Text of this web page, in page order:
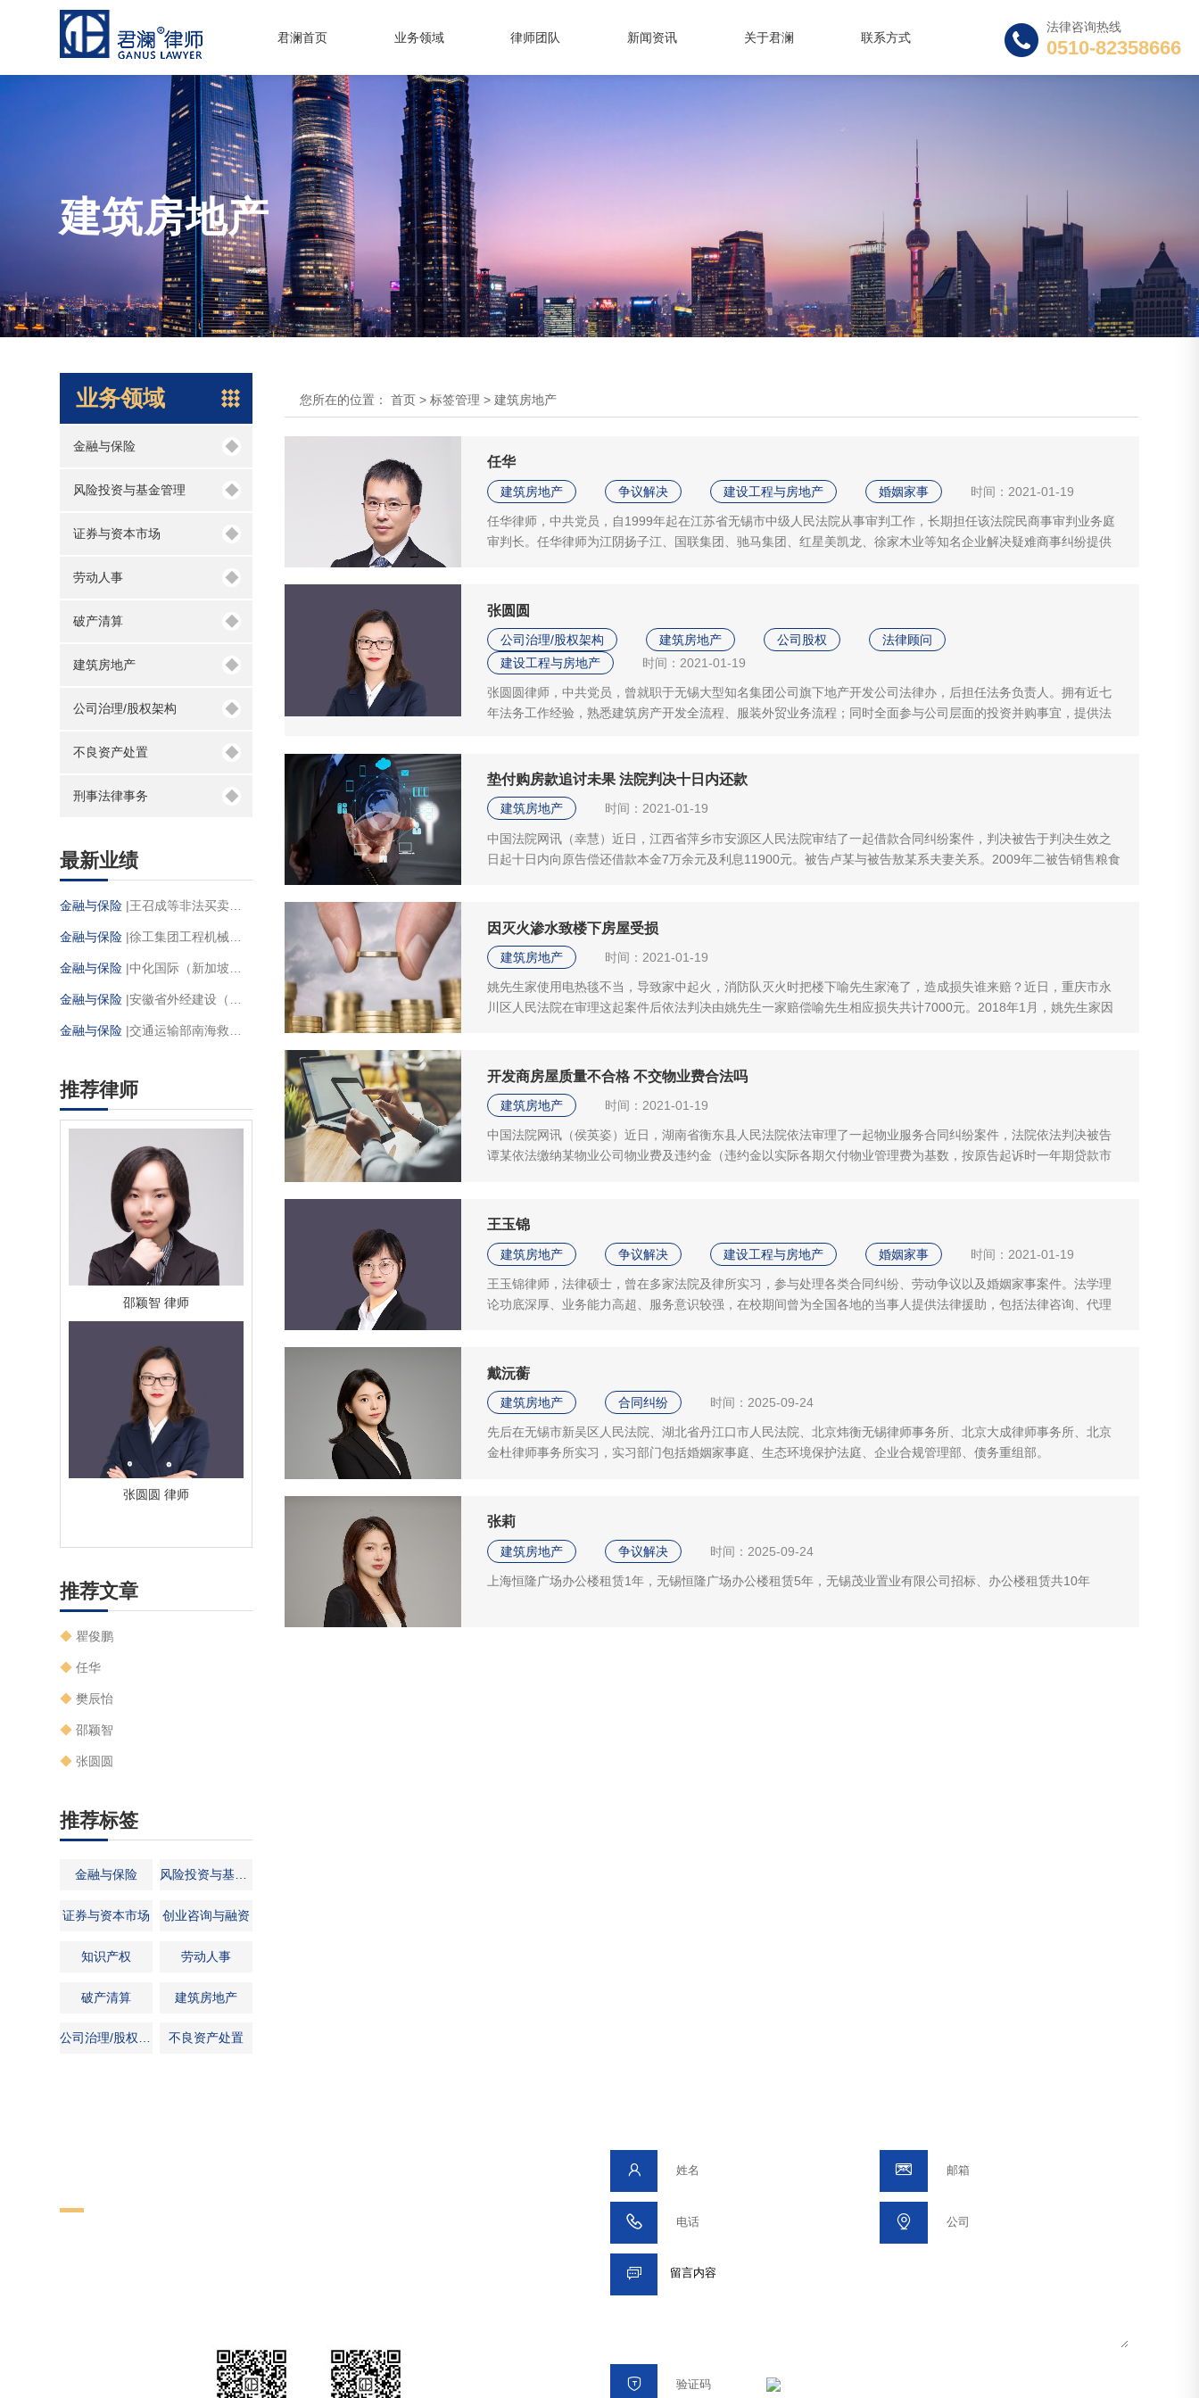
法律咨询热线
0510-82358666
君澜首页 业务领域 律师团队 新闻资讯 关于君澜 联系方式
建筑房地产
业务领域
◆
金融与保险
◆
风险投资与基金管理
◆
证券与资本市场
◆
劳动人事
◆
破产清算
◆
建筑房地产
◆
公司治理/股权架构
◆
不良资产处置
◆
刑事法律事务
最新业绩
金融与保险 |王召成等非法买卖、储存危险物质案
金融与保险 |徐工集团工程机械股份有限公司诉成都川交工贸有限责任公司等买卖合同纠纷案
金融与保险 |中化国际（新加坡）有限公司诉蒂森克虏伯冶金产品有限责任公司国际货物买卖合同纠纷案
金融与保险 |安徽省外经建设（集团）有限公司诉东方置业房地产有限公司保函欺诈纠纷案
金融与保险 |交通运输部南海救助局诉阿昌格罗斯投资公司、香港安达欧森有限公司上海代表处海难救助合同纠纷案
推荐律师
邵颖智 律师
张圆圆 律师
朱逸凡 律师
瞿俊鹏 律师
推荐文章
◆瞿俊鹏
◆任华
◆樊辰怡
◆邵颖智
◆张圆圆
推荐标签
金融与保险 风险投资与基金管理
证券与资本市场 创业咨询与融资
知识产权 劳动人事
破产清算 建筑房地产
公司治理/股权架构 不良资产处置
您所在的位置： 首页 >标签管理 >建筑房地产
任华
建筑房地产 争议解决 建设工程与房地产 婚姻家事 时间：2021-01-19
任华律师，中共党员，自1999年起在江苏省无锡市中级人民法院从事审判工作，长期担任该法院民商事审判业务庭
审判长。任华律师为江阴扬子江、国联集团、驰马集团、红星美凯龙、徐家木业等知名企业解决疑难商事纠纷提供
张圆圆
公司治理/股权架构 建筑房地产 公司股权
法律顾问
建设工程与房地产
时间：2021-01-19
张圆圆律师，中共党员，曾就职于无锡大型知名集团公司旗下地产开发公司法律办，后担任法务负责人。拥有近七
年法务工作经验，熟悉建筑房产开发全流程、服装外贸业务流程；同时全面参与公司层面的投资并购事宜，提供法
垫付购房款追讨未果 法院判决十日内还款
建筑房地产 时间：2021-01-19
中国法院网讯（幸慧）近日，江西省萍乡市安源区人民法院审结了一起借款合同纠纷案件，判决被告于判决生效之
日起十日内向原告偿还借款本金7万余元及利息11900元。被告卢某与被告敖某系夫妻关系。2009年二被告销售粮食
购房合同，以22万元的价格购买了某处房屋一套，但二被...
因灭火渗水致楼下房屋受损
建筑房地产 时间：2021-01-19
姚先生家使用电热毯不当，导致家中起火，消防队灭火时把楼下喻先生家淹了，造成损失谁来赔？近日，重庆市永
川区人民法院在审理这起案件后依法判决由姚先生一家赔偿喻先生相应损失共计7000元。2018年1月，姚先生家因
没有消防意识及消防措施，引发火灾造成其经济损失。小...
开发商房屋质量不合格 不交物业费合法吗
建筑房地产 时间：2021-01-19
中国法院网讯（侯英姿）近日，湖南省衡东县人民法院依法审理了一起物业服务合同纠纷案件，法院依法判决被告
谭某依法缴纳某物业公司物业费及违约金（违约金以实际各期欠付物业管理费为基数，按原告起诉时一年期贷款市
后，开发商只是安排物业人员进行维修，但问题依旧没有改善。谭某...
王玉锦
建筑房地产 争议解决 建设工程与房地产 婚姻家事 时间：2021-01-19
王玉锦律师，法律硕士，曾在多家法院及律所实习，参与处理各类合同纠纷、劳动争议以及婚姻家事案件。法学理
论功底深厚、业务能力高超、服务意识较强，在校期间曾为全国各地的当事人提供法律援助，包括法律咨询、代理
戴沅蘅
建筑房地产 合同纠纷 时间：2025-09-24
先后在无锡市新吴区人民法院、湖北省丹江口市人民法院、北京炜衡无锡律师事务所、北京大成律师事务所、北京
金杜律师事务所实习，实习部门包括婚姻家事庭、生态环境保护法庭、企业合规管理部、债务重组部。
张莉
建筑房地产 争议解决 时间：2025-09-24
上海恒隆广场办公楼租赁1年，无锡恒隆广场办公楼租赁5年，无锡茂业置业有限公司招标、办公楼租赁共10年